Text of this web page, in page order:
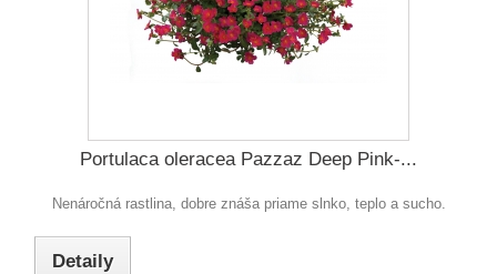
Portulaca oleracea Pazzaz Deep Pink-...
Nenáročná rastlina, dobre znáša priame slnko, teplo a sucho.
Detaily